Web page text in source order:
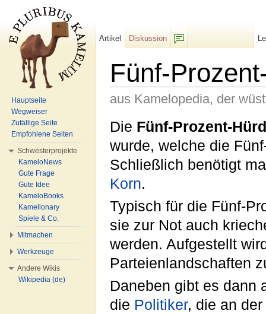
Fünf-
aus Kamelopedia, der
Die Fünf-Prozent-
wurde, welche die
Schließlich benötigt
Korn.
Typisch für die Fünf-
sie zur Not auch
werden. Aufgestellt
Parteienlandschaften
Daneben gibt es dann
die Politiker, die an der
Artikel
Diskussion
Hauptseite
Wegweiser
Zufällige Seite
Empfohlene Seiten
Schwesterprojekte
KameloNews
Gute Frage
Gute Idee
KameloBooks
Kamelionary
Spiele & Co.
Mitmachen
Werkzeuge
Andere Wikis
Wikipedia (de)